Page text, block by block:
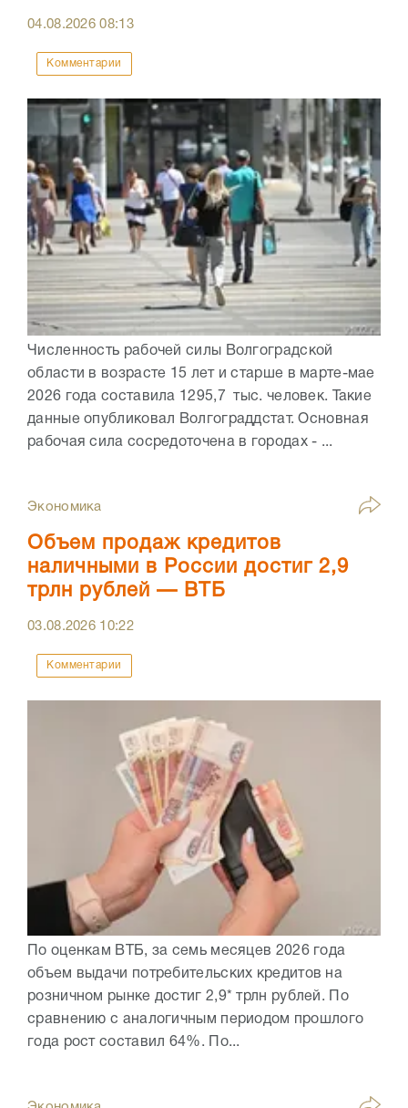
04.08.202608:13
Комментарии
Численность рабочей силы Волгоградской
области в возрасте 15 лет и старше в марте-мае
2026 года составила 1295,7 тыс. человек. Такие
данные опубликовал Волгограддстат. Основная
рабочая сила сосредоточена в городах - ...
Экономика
Объем продаж кредитов
наличными в России достиг 2,9
трлн рублей — ВТБ
03.08.2026 10:22
Комментарии
По оценкам ВТБ, за семь месяцев 2026 года
объем выдачи потребительских кредитов на
розничном рынке достиг 2,9* трлн рублей. По
сравнению с аналогичным периодом прошлого
года рост составил 64%. По...